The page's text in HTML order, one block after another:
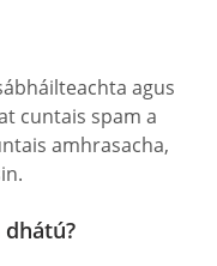
agus
cuntais spam a
amhrasacha,